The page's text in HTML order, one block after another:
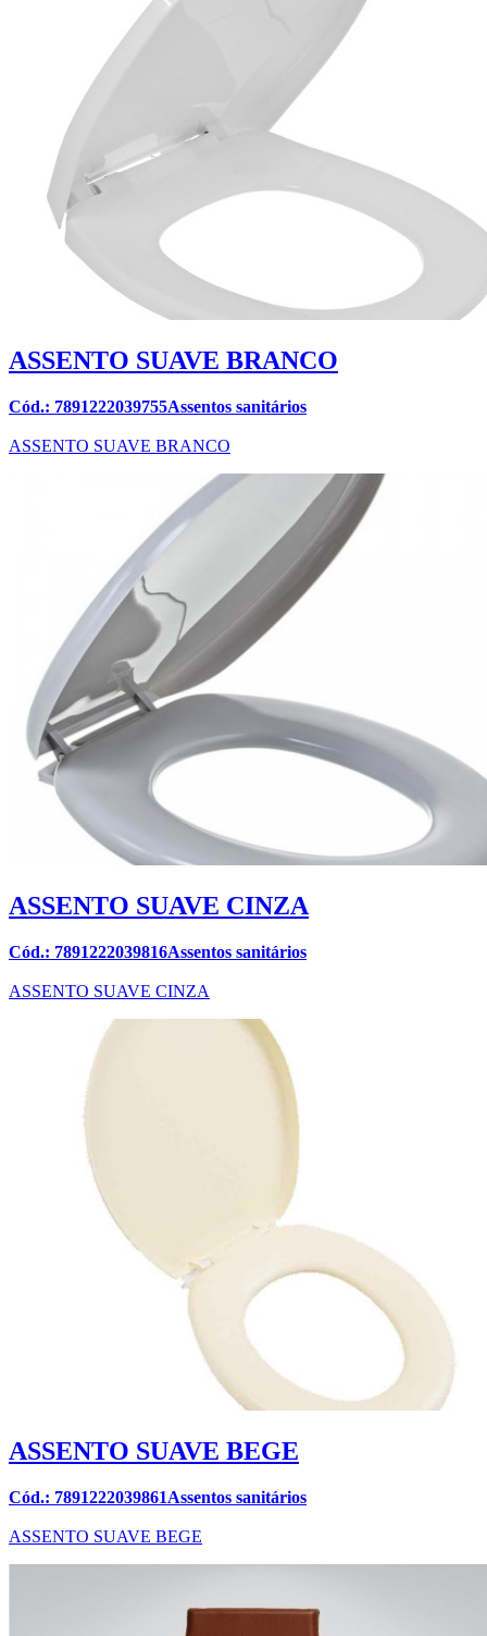
ASSENTO SUAVE BRANCO
Cód.: 7891222039755Assentos sanitários
ASSENTO SUAVE BRANCO
ASSENTO SUAVE CINZA
Cód.: 7891222039816Assentos sanitários
ASSENTO SUAVE CINZA
ASSENTO SUAVE BEGE
Cód.: 7891222039861Assentos sanitários
ASSENTO SUAVE BEGE